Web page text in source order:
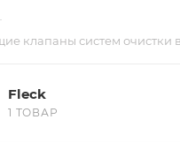
клапаны систем очистки
Fleck
1 ТОВАР